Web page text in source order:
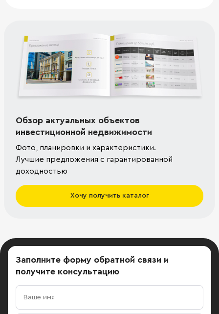
Обзор актуальных объектов
инвестиционной недвижимости
Фото, планировки и характеристики.
Лучшие предложения с гарантированной
доходностью
Хочу получить каталог
Заполните форму обратной связи и
получите консультацию